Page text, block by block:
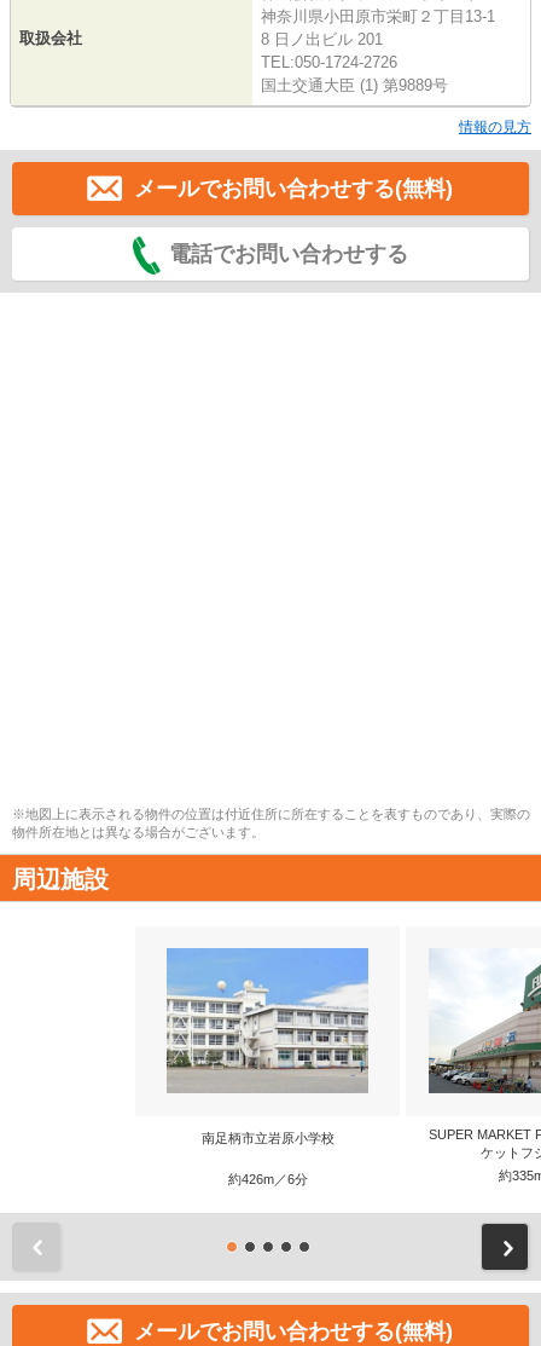
取扱会社
神奈川県小田原市栄町２丁目13-1
8 日ノ出ビル 201
TEL:050-1724-2726
国土交通大臣 (1) 第9889号
情報の見方
メールでお問い合わせする(無料)
電話でお問い合わせする
※地図上に表示される物件の位置は付近住所に所在することを表すものであり、実際の
物件所在地とは異なる場合がございます。
周辺施設
南足柄市立岩原小学校
約426m／6分
SUPER MARKET
ケットフ
約
メールでお問い合わせする(無料)